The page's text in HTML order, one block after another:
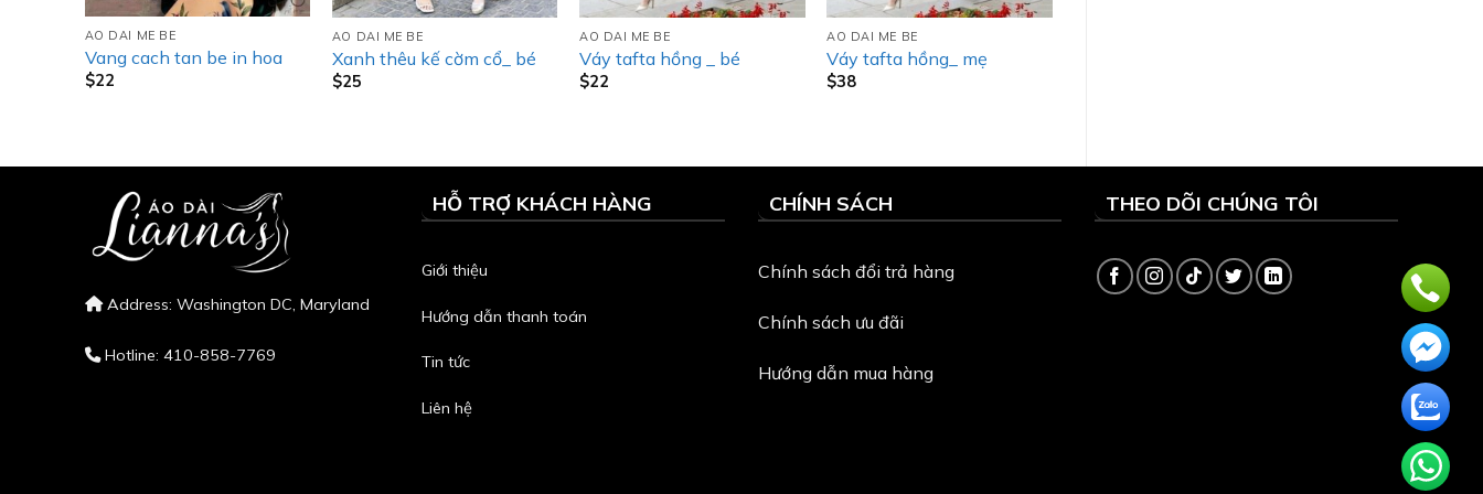
AO DAI ME BE
Vang cach tan be in hoa
$22
AO DAI ME BE
Xanh thêu kế cờm cổ_ bé
$25
AO DAI ME BE
Váy tafta hồng _ bé
$22
AO DAI ME BE
Váy tafta hồng_ mẹ
$38
Address: Washington DC, Maryland
Hotline: 410-858-7769
HỖ TRỢ KHÁCH HÀNG
Giới thiệu
Hướng dẫn thanh toán
Tin tức
Liên hệ
CHÍNH SÁCH
Chính sách đổi trả hàng
Chính sách ưu đãi
Hướng dẫn mua hàng
THEO DÕI CHÚNG TÔI